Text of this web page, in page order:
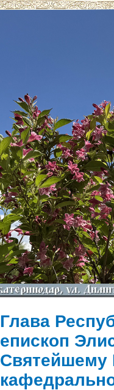
Глава
епископ
Святейшему